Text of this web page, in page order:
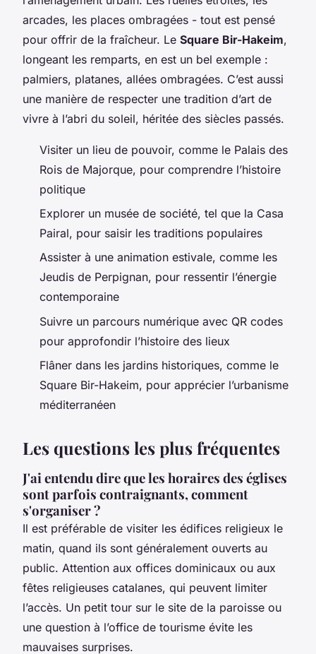
arcades, les places ombragées - tout est pensé
pour offrir de la fraîcheur. Le Square Bir-Hakeim,
longeant les remparts, en est un bel exemple :
palmiers, platanes, allées ombragées. C’est aussi
une manière de respecter une tradition d’art de
vivre à l’abri du soleil, héritée des siècles passés.
Visiter un lieu de pouvoir, comme le Palais des
Rois de Majorque, pour comprendre l’histoire
politique
Explorer un musée de société, tel que la Casa
Pairal, pour saisir les traditions populaires
Assister à une animation estivale, comme les
Jeudis de Perpignan, pour ressentir l’énergie
contemporaine
Suivre un parcours numérique avec QR codes
pour approfondir l’histoire des lieux
Flâner dans les jardins historiques, comme le
Square Bir-Hakeim, pour apprécier l’urbanisme
méditerranéen
Les questions les plus fréquentes
J'ai entendu dire que les horaires des églises
sont parfois contraignants, comment
s'organiser ?
Il est préférable de visiter les édifices religieux le
matin, quand ils sont généralement ouverts au
public. Attention aux offices dominicaux ou aux
fêtes religieuses catalanes, qui peuvent limiter
l’accès. Un petit tour sur le site de la paroisse ou
une question à l’office de tourisme évite les
mauvaises surprises.